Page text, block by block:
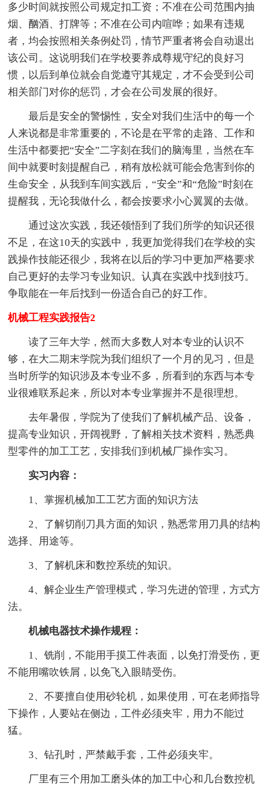
多少时间就按照公司规定扣工资；不准在公司范围内抽
烟、酗酒、打牌等；不准在公司内喧哗；如果有违规
者，均会按照相关条例处罚，情节严重者将会自动退出
该公司。这说明我们在学校要养成尊规守纪的良好习
惯，以后到单位就会自觉遵守其规定，才不会受到公司
相关部门对你的惩罚，才会在公司发展的很好。
最后是安全的警惕性，安全对我们生活中的每一个
人来说都是非常重要的，不论是在平常的走路、工作和
生活中都要把“安全”二字刻在我们的脑海里，当然在车
间中就要时刻提醒自己，稍有放松就可能会危害到你的
生命安全，从我到车间实践后，“安全”和“危险”时刻在
提醒我，无论我做什么，都会按要求小心翼翼的去做。
通过这次实践，我还领悟到了我们所学的知识还很
不足，在这10天的实践中，我更加觉得我们在学校的实
践操作技能还很少，我将在以后的学习中更加严格要求
自己更好的去学习专业知识。认真在实践中找到技巧。
争取能在一年后找到一份适合自己的好工作。
机械工程实践报告2
读了三年大学，然而大多数人对本专业的认识不
够，在大二期末学院为我们组织了一个月的见习，但是
当时所学的知识涉及本专业不多，所看到的东西与本专
业很难联系起来，所以对本专业掌握并不是很理想。
去年暑假，学院为了使我们了解机械产品、设备，
提高专业知识，开阔视野，了解相关技术资料，熟悉典
型零件的加工工艺，安排我们到机械厂操作实习。
实习内容：
1、掌握机械加工工艺方面的知识方法
2、了解切削刀具方面的知识，熟悉常用刀具的结构
选择、用途等。
3、了解机床和数控系统的知识。
4、解企业生产管理模式，学习先进的管理，方式方
法。
机械电器技术操作规程：
1、铣削，不能用手摸工件表面，以免打滑受伤，更
不能用嘴吹铁屑，以免飞入眼睛受伤。
2、不要擅自使用砂轮机，如果使用，可在老师指导
下操作，人要站在侧边，工件必须夹牢，用力不能过
猛。
3、钻孔时，严禁戴手套，工件必须夹牢。
厂里有三个用加工磨头体的加工中心和几台数控机